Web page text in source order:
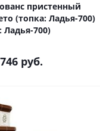
пристенный
(топка: Ладья-700)
Ладья-700)
руб.